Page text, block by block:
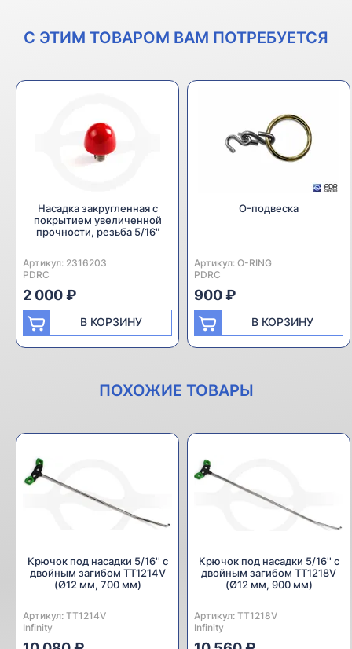
С ЭТИМ ТОВАРОМ ВАМ ПОТРЕБУЕТСЯ
Насадка закругленная с
покрытием увеличенной
прочности, резьба 5/16"
Артикул: 2316203
Производитель:
PDRC
2 000 ₽
В КОРЗИНУ
O-подвеска
Артикул: O-RING
Производитель:
PDRC
900 ₽
В КОРЗИНУ
ПОХОЖИЕ ТОВАРЫ
Крючок под насадки 5/16'' с
двойным загибом TT1214V
(Ø12 мм, 700 мм)
Артикул: TT1214V
Производитель:
Infinity
Крючок под насадки 5/16'' с
двойным загибом TT1218V
(Ø12 мм, 900 мм)
Артикул: TT1218V
Производитель:
Infinity